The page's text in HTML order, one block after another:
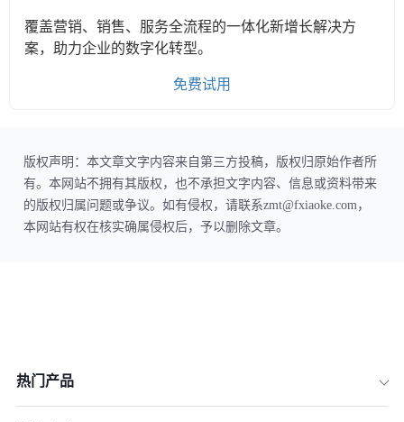
覆盖营销、销售、服务全流程的一体化新增长解决方
案，助力企业的数字化转型。
免费试用
版权声明：本文章文字内容来自第三方投稿，版权归原始作者所
有。本网站不拥有其版权，也不承担文字内容、信息或资料带来
的版权归属问题或争议。如有侵权，请联系zmt@fxiaoke.com，
本网站有权在核实确属侵权后，予以删除文章。
热门产品